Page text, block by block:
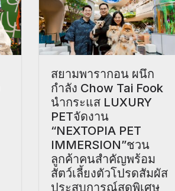
สยามพารากอน ผนึก
กำลัง Chow Tai Fook
นำกระแส LUXURY
PETจัดงาน
“NEXTOPIA PET
IMMERSION”ชวน
ลูกค้าคนสำคัญพร้อม
สัตว์เลี้ยงตัวโปรดสัมผัส
ประสบการณ์สุดพิเศษ